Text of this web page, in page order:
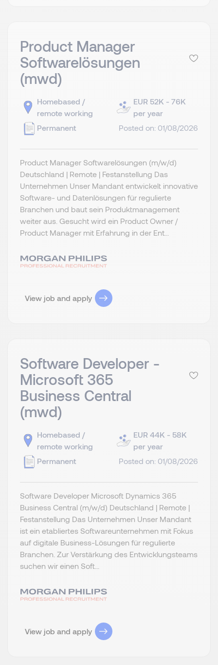
Product Manager
Softwarelösungen
(mwd)
Homebased /
remote working
Permanent
EUR 52K - 76K
per year
Posted on: 01/08/2026
Product Manager Softwarelösungen (m/w/d)
Deutschland | Remote | Festanstellung Das
Unternehmen Unser Mandant entwickelt innovative
Software- und Datenlösungen für regulierte
Branchen und baut sein Produktmanagement
weiter aus. Gesucht wird ein Product Owner /
Product Manager mit Erfahrung in der Ent...
View job and apply
Software Developer -
Microsoft 365
Business Central
(mwd)
Homebased /
remote working
Permanent
EUR 44K - 58K
per year
Posted on: 01/08/2026
Software Developer Microsoft Dynamics 365
Business Central (m/w/d) Deutschland | Remote |
Festanstellung Das Unternehmen Unser Mandant
ist ein etabliertes Softwareunternehmen mit Fokus
auf digitale Business-Lösungen für regulierte
Branchen. Zur Verstärkung des Entwicklungsteams
suchen wir einen Soft...
View job and apply